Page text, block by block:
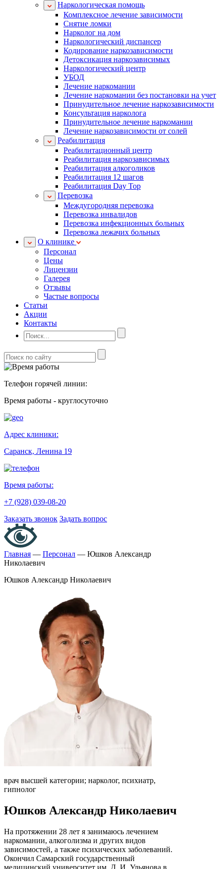
Наркологическая помощь
Комплексное лечение зависимости
Снятие ломки
Нарколог на дом
Наркологический диспансер
Кодирование наркозависимости
Детоксикация наркозависимых
Наркологический центр
УБОД
Лечение наркомании
Лечение наркомании без постановки на учет
Принудительное лечение наркозависимости
Консультация нарколога
Принудительное лечение наркомании
Лечение наркозависимости от солей
Реабилитация
Реабилитационный центр
Реабилитация наркозависимых
Реабилитация алкоголиков
Реабилитация 12 шагов
Реабилитация Day Top
Перевозка
Междугородняя перевозка
Перевозка инвалидов
Перевозка инфекционных больных
Перевозка лежачих больных
О клинике
Персонал
Цены
Лицензии
Галерея
Отзывы
Частые вопросы
Статьи
Акции
Контакты
Телефон горячей линии:
Время работы - круглосуточно
Адрес клиники:
Саранск, Ленина 19
Время работы:
+7 (928) 039-08-20
Заказать звонок Задать вопрос
Главная — Персонал — Юшков Александр
Николаевич
Юшков Александр Николаевич
врач высшей категории; нарколог, психиатр,
гипнолог
Юшков Александр Николаевич
На протяжении 28 лет я занимаюсь лечением
наркомании, алкоголизма и других видов
зависимостей, а также психических заболеваний.
Окончил Самарский государственный
медицинский университет им. Д. И. Ульянова в